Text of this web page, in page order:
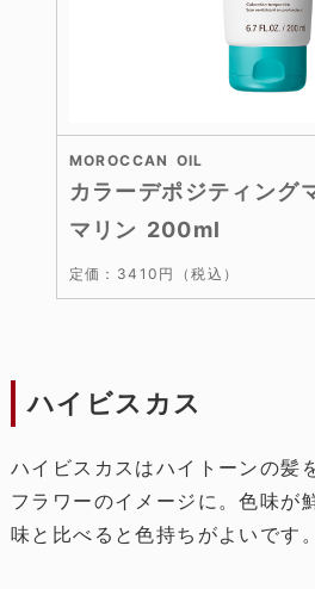
MOROCCAN OIL
カラーデポジティング
マリン 200ml
定価：3410円（税込）
ハイビスカス
ハイビスカスはハイトーンの髪
フラワーのイメージに。色味が
味と比べると色持ちがよいです。